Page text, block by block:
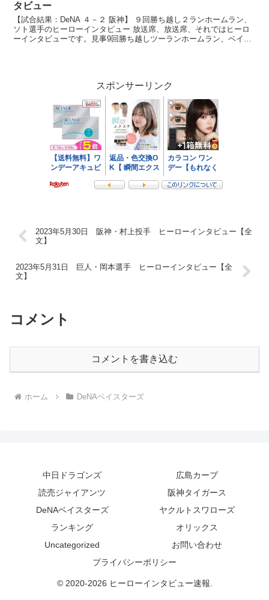
タビュー
【試合結果：DeNA ４－２ 阪神】 ９回勝ち越し２ランホームラン、
ソト選手のヒーローインタビュー 放送席、放送席、それではヒーロ
ーインタビューです。見事9回勝ち越しツーランホームラン、ベイス
スポンサーリンク
2023年5月30日 阪神・村上投手 ヒーローインタビュー【全
文】
2023年5月31日 巨人・岡本選手 ヒーローインタビュー【全
文】
コメント
コメントを書き込む
ホーム DeNAベイスターズ
中日ドラゴンズ
広島カープ
読売ジャイアンツ
阪神タイガース
DeNAベイスターズ
ヤクルトスワローズ
ランキング
オリックス
Uncategorized
お問い合わせ
プライバシーポリシー
© 2020-2026 ヒーローインタビュー速報.